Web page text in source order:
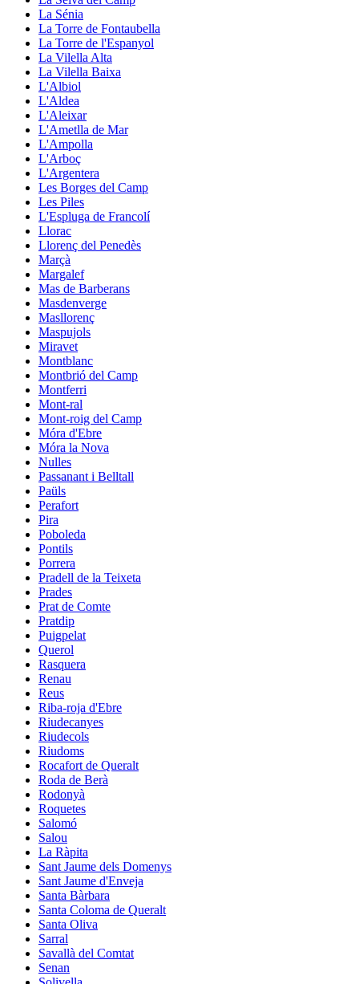
La Sénia
La Torre de Fontaubella
La Torre de l'Espanyol
La Vilella Alta
La Vilella Baixa
L'Albiol
L'Aldea
L'Aleixar
L'Ametlla de Mar
L'Ampolla
L'Arboç
L'Argentera
Les Borges del Camp
Les Piles
L'Espluga de Francolí
Llorac
Llorenç del Penedès
Marçà
Margalef
Mas de Barberans
Masdenverge
Masllorenç
Maspujols
Miravet
Montblanc
Montbrió del Camp
Montferri
Mont-ral
Mont-roig del Camp
Móra d'Ebre
Móra la Nova
Nulles
Passanant i Belltall
Paüls
Perafort
Pira
Poboleda
Pontils
Porrera
Pradell de la Teixeta
Prades
Prat de Comte
Pratdip
Puigpelat
Querol
Rasquera
Renau
Reus
Riba-roja d'Ebre
Riudecanyes
Riudecols
Riudoms
Rocafort de Queralt
Roda de Berà
Rodonyà
Roquetes
Salomó
Salou
La Ràpita
Sant Jaume dels Domenys
Sant Jaume d'Enveja
Santa Bàrbara
Santa Coloma de Queralt
Santa Oliva
Sarral
Savallà del Comtat
Senan